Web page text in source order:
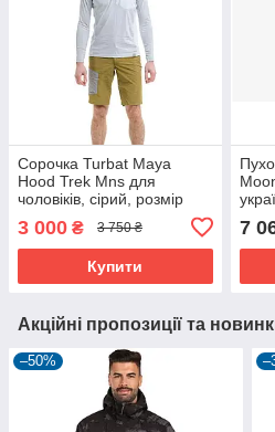
Сорочка Turbat Maya
Hood Trek Mns для
чоловіків, сірий, розмір
3 000 ₴ 3 750 ₴
Купити
7
Акційні пропозиції та
–50%